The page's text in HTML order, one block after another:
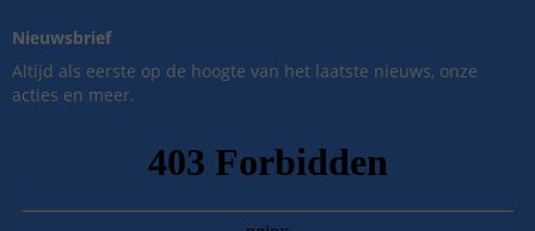
Nieuwsbrief
Altijd als eerste op de hoogte van het laatste nieuws, onze
acties en meer.